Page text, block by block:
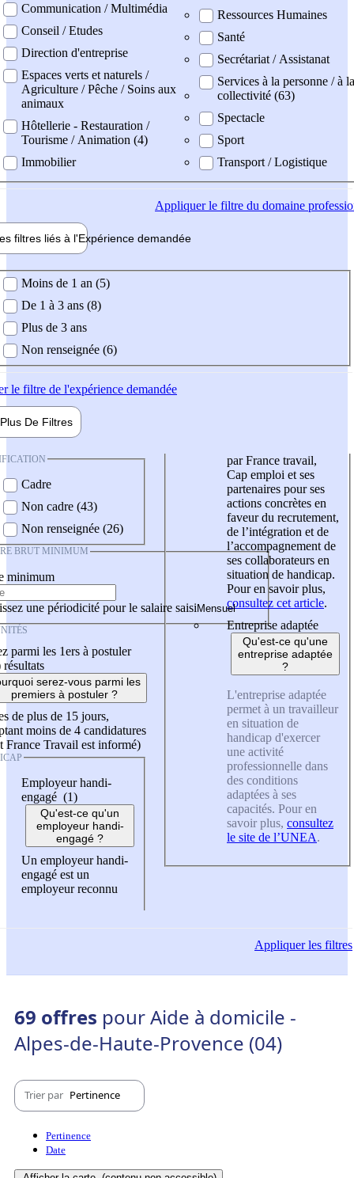
Communication / Multimédia
Conseil / Etudes
Direction d'entreprise
Espaces verts et naturels /
Agriculture / Pêche / Soins aux
animaux
Hôtellerie - Restauration /
Tourisme / Animation (4)
Immobilier
Ressources Humaines
Santé
Secrétariat / Assistanat
Services à la personne / à la
collectivité (63)
Spectacle
Sport
Transport / Logistique
Appliquerle filtre du domaine
filtres liés à l'Expérience demandée
demandée
Moins de 1 an (5)
De 1 à 3 ans (8)
Plus de 3 ans
Non renseignée (6)
le filtre de l'expérience demandée
Plus De Filtres
Cadre
Non cadre (43)
Non renseignée (26)
BRUT MINIMUM
minimum
une périodicité pour le salaire saisi
parmi les 1ers à postuler
résultats
serez-vous parmi les
premiers à postuler ?
de plus de 15 jours,
moins de 4 candidatures
France Travail est informé)
Employeur handi-
engagé (1)
Qu'est-ce qu'un
employeur handi-
engagé ?
Un employeur handi-
engagé est un
employeur reconnu
par France travail,
Cap emploi et ses
partenaires pour ses
actions concrètes en
faveur du recrutement,
de l’intégration et de
l’accompagnement de
ses collaborateurs en
situation de handicap.
Pour en savoir plus,
consultez cet article.
Entreprise adaptée
Qu'est-ce qu'une
entreprise adaptée
?
L'entreprise adaptée
permet à un travailleur
en situation de
handicap d'exercer
une activité
professionnelle dans
des conditions
adaptées à ses
capacités. Pour en
savoir plus, consultez
le site de l’UNEA.
Appliquerles filtres
69 offres pour Aide à domicile -
Alpes-de-Haute-Provence (04)
Trier par Pertinence
Pertinence
Date